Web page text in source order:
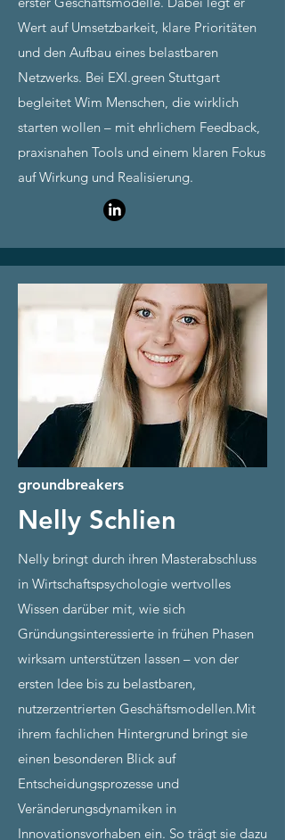
Wert auf Umsetzbarkeit, klare Prioritäten
und den Aufbau eines belastbaren
Netzwerks. Bei EXI.green Stuttgart
begleitet Wim Menschen, die wirklich
starten wollen – mit ehrlichem Feedback,
praxisnahen Tools und einem klaren Fokus
auf Wirkung und Realisierung.
groundbreakers
Nelly Schlien
Nelly bringt durch ihren Masterabschluss
in Wirtschaftspsychologie wertvolles
Wissen darüber mit, wie sich
Gründungsinteressierte in frühen Phasen
wirksam unterstützen lassen – von der
ersten Idee bis zu belastbaren,
nutzerzentrierten Geschäftsmodellen.Mit
ihrem fachlichen Hintergrund bringt sie
einen besonderen Blick auf
Entscheidungsprozesse und
Veränderungsdynamiken in
Innovationsvorhaben ein. So trägt sie dazu